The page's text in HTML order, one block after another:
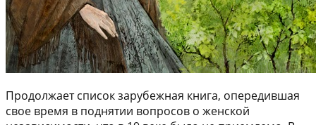
Продолжает список зарубежная книга, опередившая
свое время в поднятии вопросов о женской